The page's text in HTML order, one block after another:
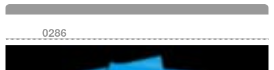
0286